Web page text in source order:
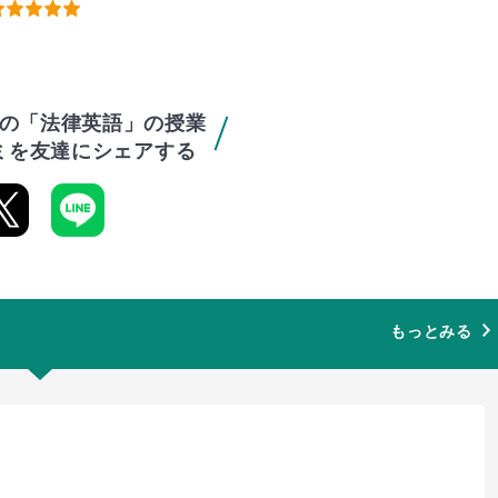
「法律英語」の授業
を友達にシェアする
もっとみる